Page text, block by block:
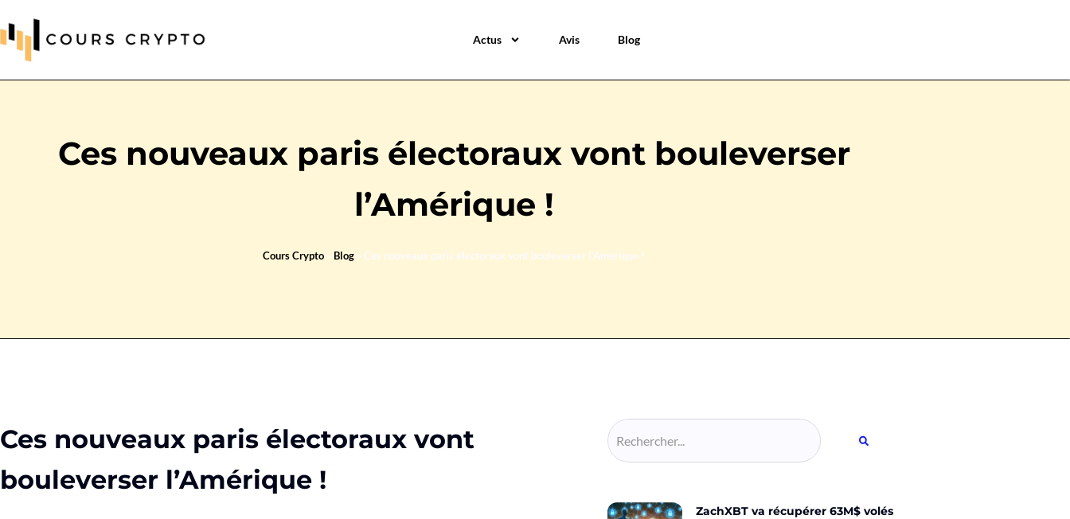
Actus Avis Blog
Ces nouveaux paris électoraux vont bouleverser
l’Amérique !
Cours Crypto » Blog » Ces nouveaux paris électoraux vont bouleverser l’Amérique !
Ces nouveaux paris électoraux vont
bouleverser l’Amérique !
ZachXBT va récupérer 63M$ volés